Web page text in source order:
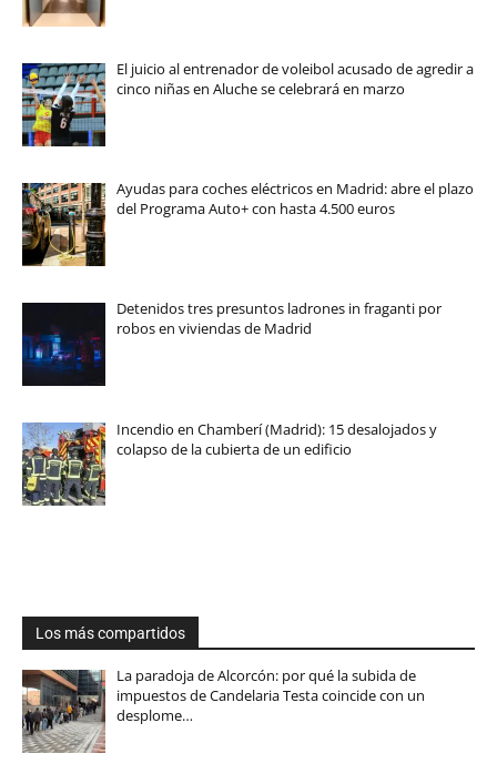
El juicio al entrenador de voleibol acusado de agredir a
cinco niñas en Aluche se celebrará en marzo
Ayudas para coches eléctricos en Madrid: abre el plazo
del Programa Auto+ con hasta 4.500 euros
Detenidos tres presuntos ladrones in fraganti por
robos en viviendas de Madrid
Incendio en Chamberí (Madrid): 15 desalojados y
colapso de la cubierta de un edificio
Los más compartidos
La paradoja de Alcorcón: por qué la subida de
impuestos de Candelaria Testa coincide con un
desplome…